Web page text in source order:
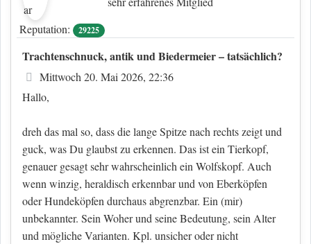
Reputation:
29225
Trachtenschnuck, antik und Biedermeier – tatsächlich?
Beitrag
Mittwoch 20. Mai 2026, 22:36
Hallo,
dreh das mal so, dass die lange Spitze nach rechts zeigt und
guck, was Du glaubst zu erkennen. Das ist ein Tierkopf,
genauer gesagt sehr wahrscheinlich ein Wolfskopf. Auch
wenn winzig, heraldisch erkennbar und von Eberköpfen
oder Hundeköpfen durchaus abgrenzbar. Ein (mir)
unbekannter. Sein Woher und seine Bedeutung, sein Alter
und mögliche Varianten. Kpl. unsicher oder nicht